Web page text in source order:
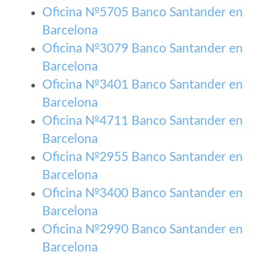
Oficina №5705 Banco Santander en
Barcelona
Oficina №3079 Banco Santander en
Barcelona
Oficina №3401 Banco Santander en
Barcelona
Oficina №4711 Banco Santander en
Barcelona
Oficina №2955 Banco Santander en
Barcelona
Oficina №3400 Banco Santander en
Barcelona
Oficina №2990 Banco Santander en
Barcelona